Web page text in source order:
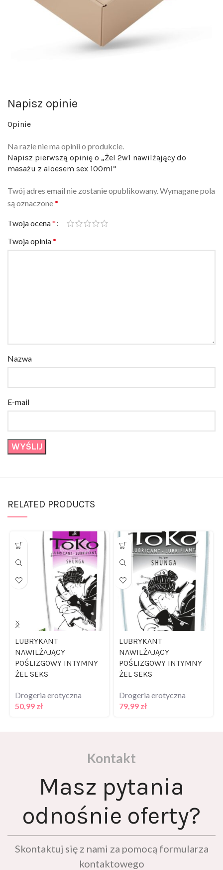
Opinie
Napisz pierwszą opinię o „Żel 2w1 nawilżający do
masażu z aloesem sex 100ml”
są oznaczone*
Twoja ocena
Twoja opinia
Nazwa
E-mail
LUBRYKANT
NAWILŻAJĄCY
POŚLIZGOWY INTYMNY
ŻEL SEKS
50,99zł
LUBRYKANT
NAWILŻAJĄCY
POŚLIZGOWY INTYMNY
ŻEL SEKS
79,99zł
Masz pytania
odnośnie oferty?
Skontaktuj się z nami za pomocą formularza
kontaktowego